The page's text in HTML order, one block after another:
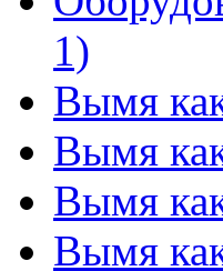
1)
Вымя
Вымя
Вымя
Вымя